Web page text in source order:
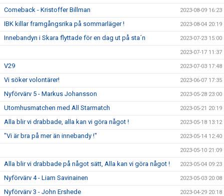
Comeback - Kristoffer Billman 2023-08-09 16:23
IBK killar framgångsrika på sommarläger ! 2023-08-04 20:19
Innebandyn i Skara flyttade för en dag ut på sta´n 2023-07-23 15:00
2023-07-17 11:37
V29 2023-07-03 17:48
Vi söker volontärer! 2023-06-07 17:35
Nyförvärv 5 - Markus Johansson 2023-05-28 23:00
Utomhusmatchen med All Starmatch 2023-05-21 20:19
Alla blir vi drabbade, alla kan vi göra något ! 2023-05-18 13:12
"Vi är bra på mer än innebandy !" 2023-05-14 12:40
2023-05-10 21:09
Alla blir vi drabbade på något sätt, Alla kan vi göra något ! 2023-05-04 09:23
Nyförvärv 4 - Liam Savinainen 2023-05-03 20:08
Nyförvärv 3 - John Ershede 2023-04-29 20:18